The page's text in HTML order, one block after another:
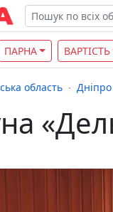
ПАРНА ВАРТІСТЬ
область Дніпро